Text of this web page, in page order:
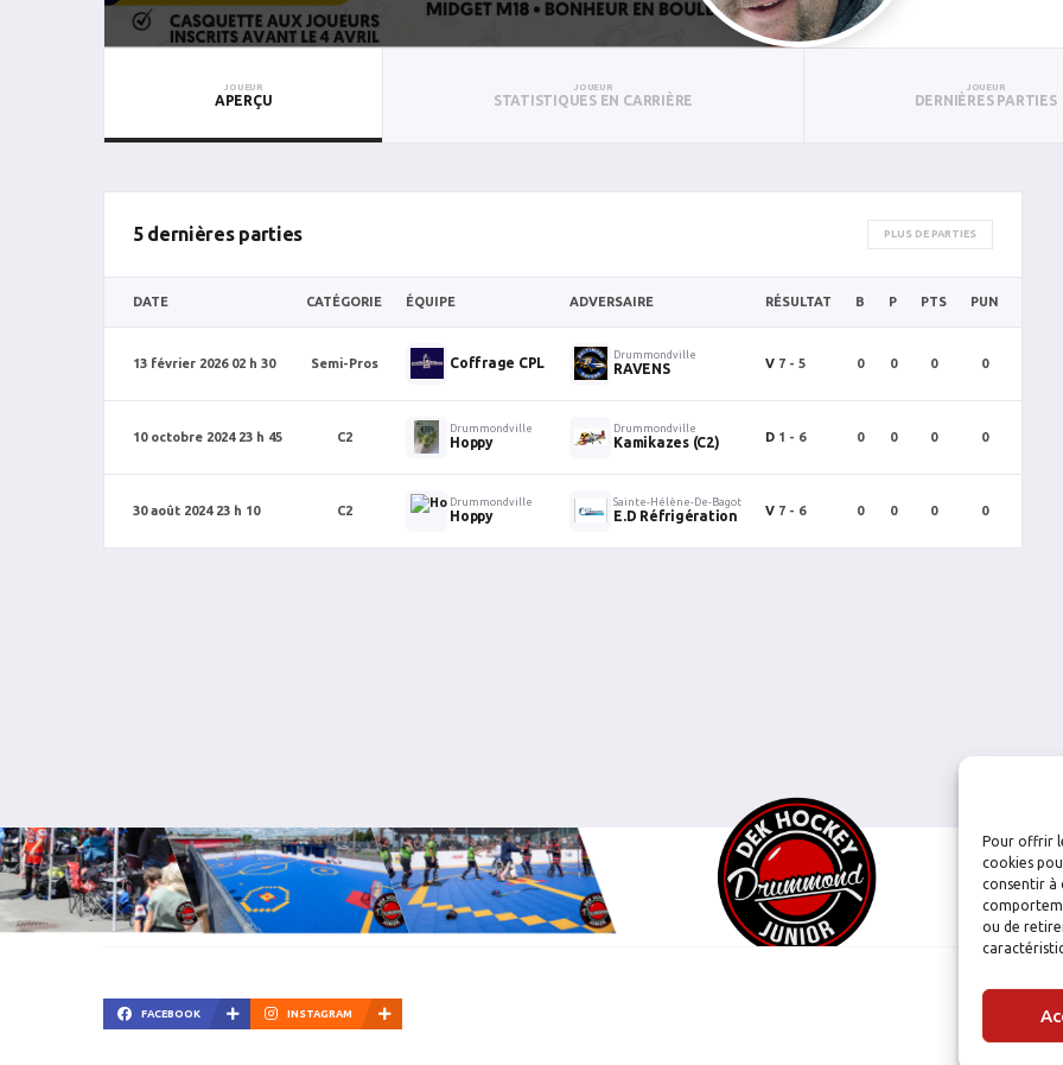
Pour offrir
cookies
consentir à
ou de
JOUEUR
APERÇU
JOUEUR
STATISTIQUES EN CARRIÈRE
JOUEUR
DERNIÈRES PARTIES
5 dernières parties PLUS DE PARTIES
DATE CATÉGORIE ÉQUIPE ADVERSAIRE RÉSULTAT B P PTS PUN
13 février 2026 02 h 30 Semi-Pros Coffrage CPL Drummondville
RAVENS V 7 - 5 0 0 0 0
10 octobre 2024 23 h 45 C2
Drummondville
Hoppy
Drummondville
Kamikazes (C2) D 1 - 6 0 0 0 0
30 août 2024 23 h 10 C2
Drummondville
Hoppy
Sainte-Hélène-De-Bagot
E.D Réfrigération V 7 - 6 0 0 0 0
FACEBOOK INSTAGRAM